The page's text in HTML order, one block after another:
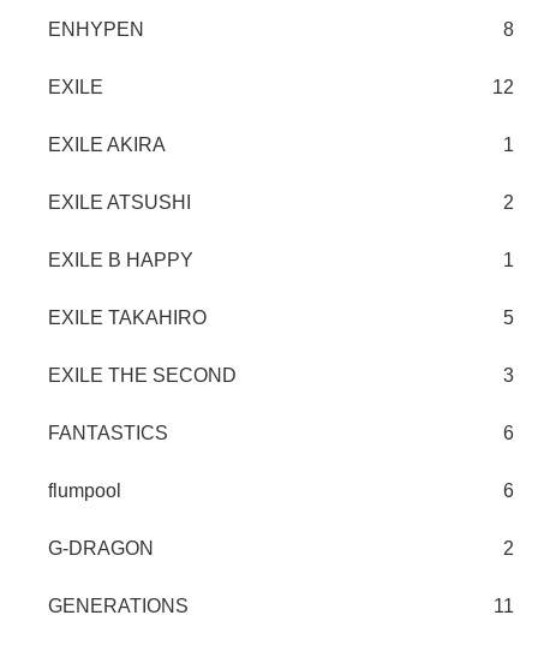
ENHYPEN 8
EXILE 12
EXILE AKIRA 1
EXILE ATSUSHI 2
EXILE B HAPPY 1
EXILE TAKAHIRO 5
EXILE THE SECOND 3
FANTASTICS 6
flumpool 6
G-DRAGON 2
GENERATIONS 11